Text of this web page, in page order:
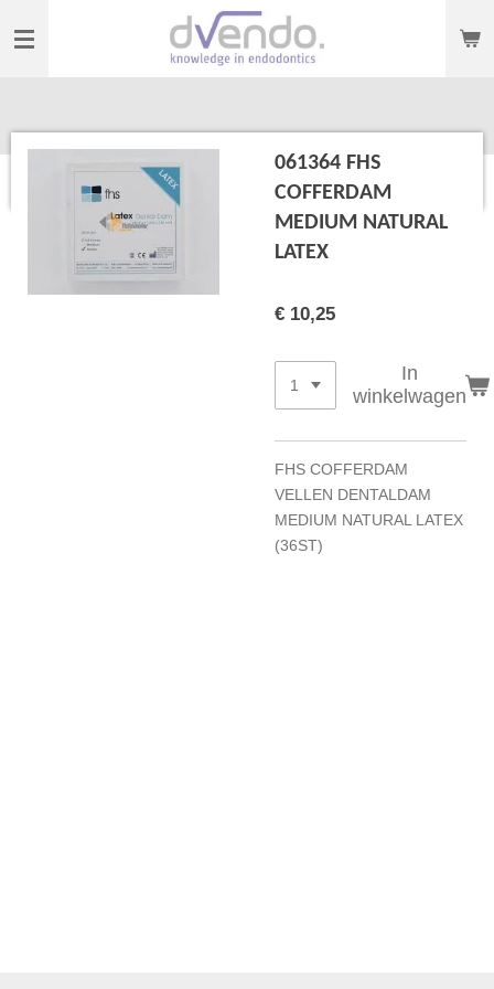
direct
061364 FHS
COFFERDAM
MEDIUM NATURAL
LATEX
€ 10,25
In
winkelwagen
FHS COFFERDAM
VELLEN DENTALDAM
MEDIUM NATURAL LATEX
(36ST)